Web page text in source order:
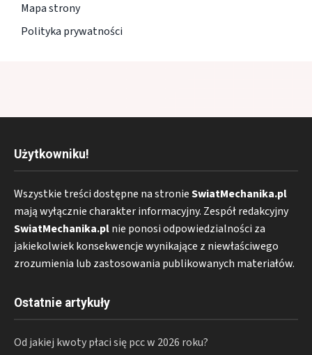
Mapa strony
Polityka prywatności
Użytkowniku!
Wszystkie treści dostępne na stronieSwiatMechanika.pl
mają wyłącznie charakter informacyjny. Zespół redakcyjny
SwiatMechanika.plnie ponosi odpowiedzialności za
jakiekolwiek konsekwencje wynikające z niewłaściwego
zrozumienia lub zastosowania publikowanych materiałów.
Ostatnie artykuły
Od jakiej kwoty płaci się pcc w 2026 roku?